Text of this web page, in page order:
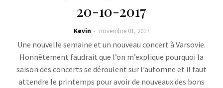
20-10-2017
Kevin novembre 01, 2017
Une nouvelle semaine et un nouveau concert à Varsovie.
Honnêtement faudrait que l’on m’explique pourquoi la
saison des concerts se déroulent sur l’automne et il faut
attendre le printemps pour avoir de nouveaux des bons